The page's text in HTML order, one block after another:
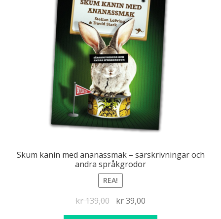
Skum kanin med ananassmak – särskrivningar och
andra språkgrodor
REA!
kr139,00
Det
ursprungliga
kr39,00
nuvarande